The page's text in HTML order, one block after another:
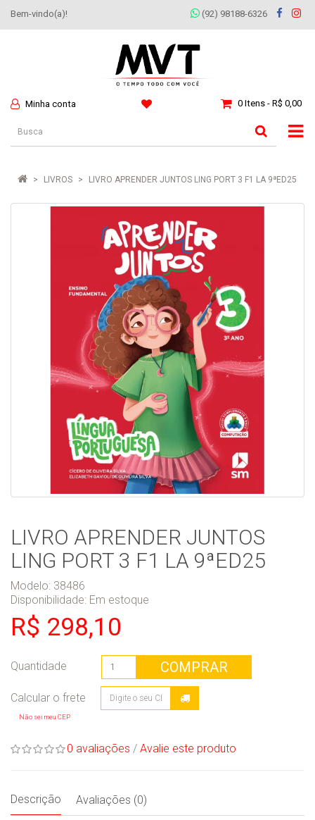
Bem-vindo(a)! (92) 98188-6326
Minha conta 0 Itens - R$ 0,00
LIVROS LIVRO APRENDER JUNTOS LING PORT 3 F1 LA 9ªED25
LIVRO APRENDER JUNTOS
LING PORT 3 F1 LA 9ªED25
Modelo: 38486
Disponibilidade: Em estoque
R$ 298,10
Quantidade COMPRAR
Não sei meu CEP
0 avaliações / Avalie este produto
Descrição Avaliações (0)